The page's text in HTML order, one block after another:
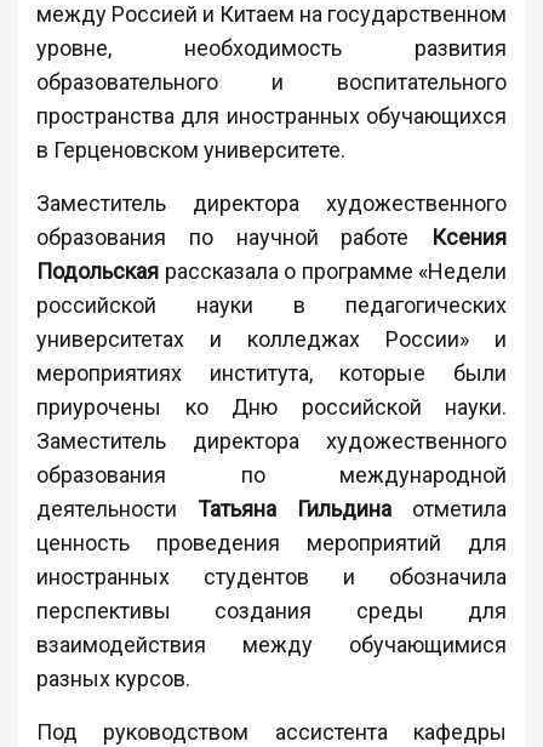
между Россией и Китаем на государственном
уровне, необходимость развития
образовательного и воспитательного
пространства для иностранных обучающихся
в Герценовском университете.
Заместитель директора художественного
образования по научной работе Ксения
Подольская рассказала о программе «Недели
российской науки в педагогических
университетах и колледжах России» и
мероприятиях института, которые были
приурочены ко Дню российской науки.
Заместитель директора художественного
образования по международной
деятельности Татьяна Гильдина отметила
ценность проведения мероприятий для
иностранных студентов и обозначила
перспективы создания среды для
взаимодействия между обучающимися
разных курсов.
Под руководством ассистента кафедры